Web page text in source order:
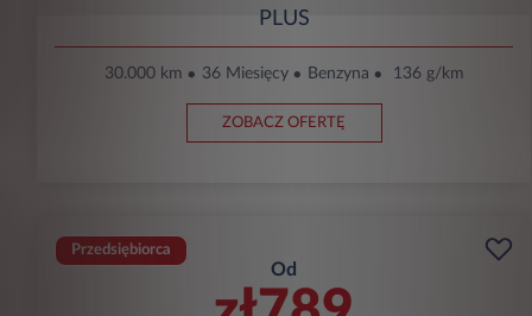
PLUS
30.000 km 36 Miesięcy Benzyna 136 g/km
ZOBACZ OFERTĘ
Przedsiębiorca
Od